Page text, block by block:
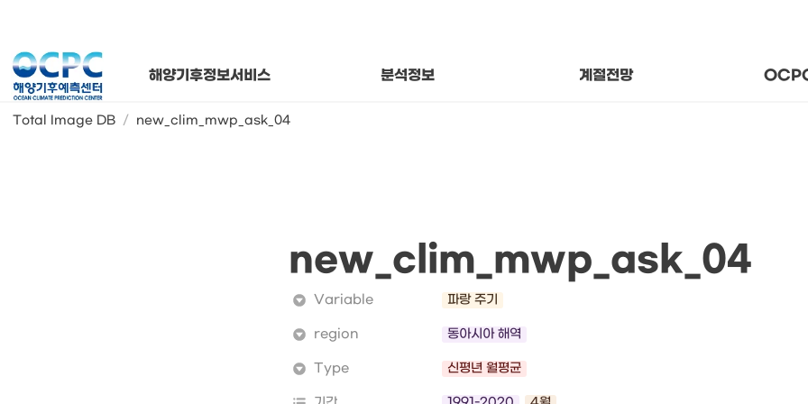
해양기후정보서비스 분석정보 계절전망
Total Image DB / new_clim_mwp_ask_04
월별 해양기후 분석자료 About
new_clim_mwp_ask_04
Variable 파랑 주기
region 동아시아 해역
Type 신평년 월평균